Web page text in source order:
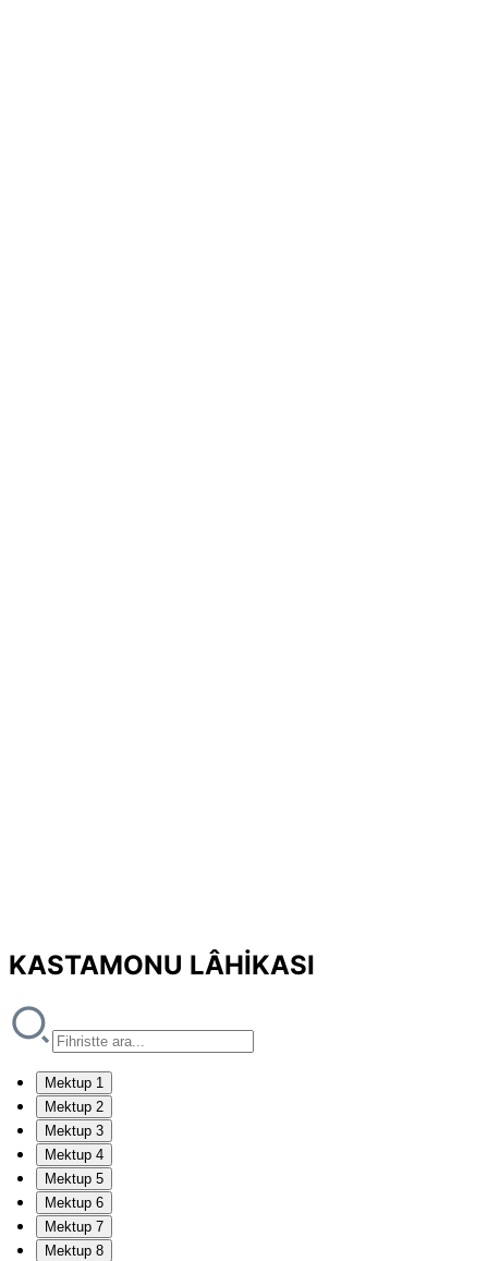
KASTAMONU LÂHİKASI
Mektup 1
Mektup 2
Mektup 3
Mektup 4
Mektup 5
Mektup 6
Mektup 7
Mektup 8